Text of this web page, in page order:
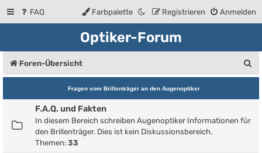
FAQ Anmelden
Registrieren
Farbpalette
Optiker-Forum
Foren-Übersicht
u
Fragen vom Brillenträger an den Augenoptiker
F.A.Q. und Fakten
In diesem Bereich schreiben Augenoptiker Informationen für
den Brillenträger. Dies ist kein Diskussionsbereich.
Themen: 33